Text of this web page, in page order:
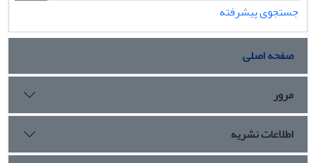
جستجوی پیشرفته
صفحه اصلی
مرور
اطلاعات نشریه